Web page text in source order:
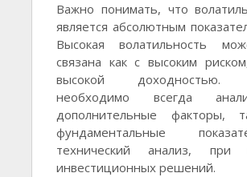
Важно понимать, что
является абсолютным
Высокая волатильность
связана как с высоким
высокой доходностью.
необходимо всегда
дополнительные факторы,
фундаментальные
технический анализ, при
инвестиционных решений.